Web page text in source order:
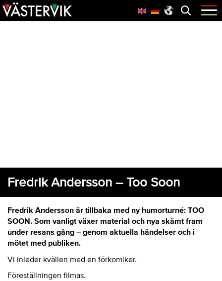
Hoppa
till
Skip
to
Hoppa
till
Öppna
menyn
Fredrik Andersson – Too Soon
Fredrik Andersson är tillbaka med ny humorturné: TOO
SOON. Som vanligt växer material och nya skämt fram
under resans gång – genom aktuella händelser och i
mötet med publiken.
Vi inleder kvällen med en förkomiker.
Föreställningen filmas.